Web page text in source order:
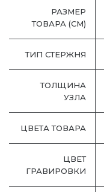
РАЗМЕР
ТОВАРА (СМ)
ТИП СТЕРЖНЯ
ТОЛЩИНА
УЗЛА
ЦВЕТА ТОВАРА
ЦВЕТ
ГРАВИРОВКИ